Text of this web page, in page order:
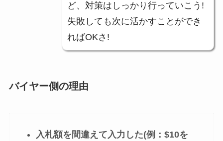
ど、対策はしっかり行っていこう!
失敗しても次に活かすことができ
ればOKさ!
バイヤー側の理由
入札額を間違えて入力した(例：$10を